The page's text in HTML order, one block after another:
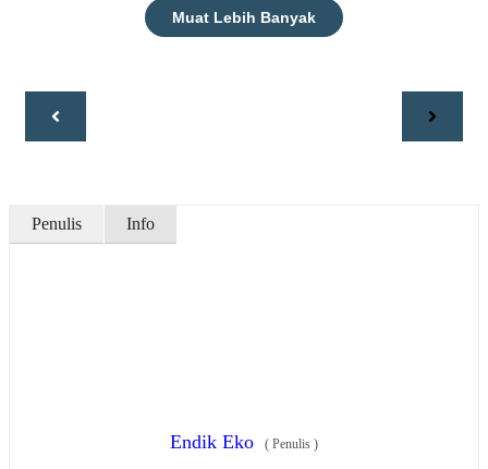
Muat Lebih Banyak
Penulis Info
Endik Eko ( Penulis )